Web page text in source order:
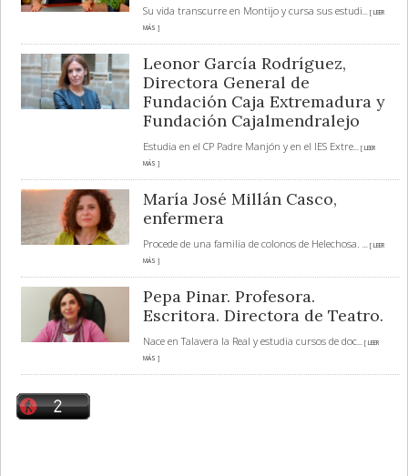
Su vida transcurre en Montijo y cursa sus estudi... [ LEER
MÁS ]
Leonor García Rodríguez,
Directora General de
Fundación Caja Extremadura y
Fundación Cajalmendralejo
Estudia en el CP Padre Manjón y en el IES Extre... [ LEER
MÁS ]
María José Millán Casco,
enfermera
Procede de una familia de colonos de Helechosa.
... [ LEER
MÁS ]
Pepa Pinar. Profesora.
Escritora. Directora de Teatro.
Nace en Talavera la Real y estudia cursos de doc... [ LEER
MÁS ]